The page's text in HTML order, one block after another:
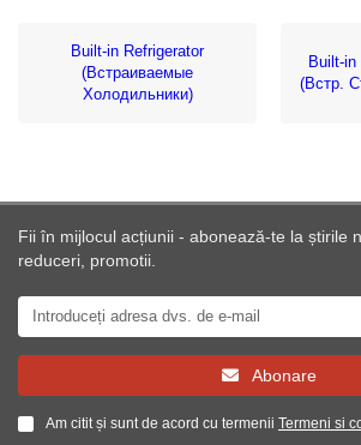
Built-in Refrigerator
(Встраиваемые
Холодильники)
Built-
(Встр.
Fii în mijlocul acțiunii - abonează-te la știrile
reduceri, promotii.
Abonare
Am citit și sunt de acord cu termenii Termeni si